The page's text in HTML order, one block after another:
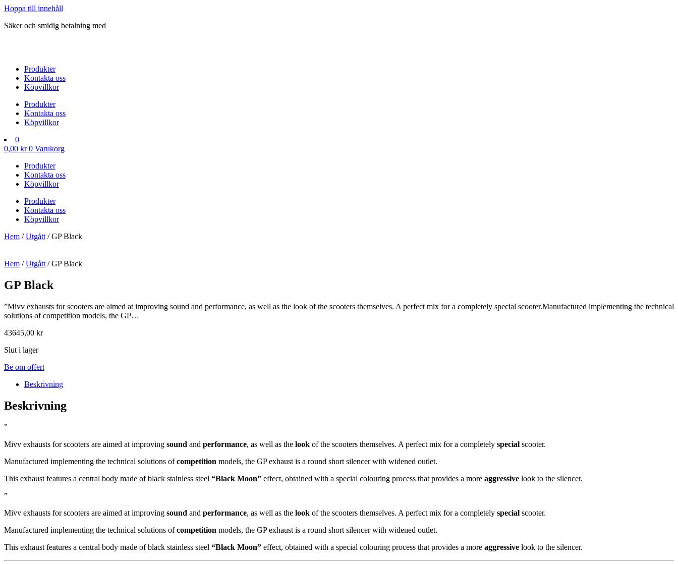
Hoppa till innehåll
Säker och smidig betalning med
Produkter
Kontakta oss
Köpvillkor
Produkter
Kontakta oss
Köpvillkor
0
0,00 kr 0 Varukorg
Produkter
Kontakta oss
Köpvillkor
Produkter
Kontakta oss
Köpvillkor
Hem /Utgått / GP Black
Hem /Utgått / GP Black
GP Black
”Mivv exhausts for scooters are aimed at improving sound and performance, as well as the look of the scooters themselves. A perfect mix for a completely special scooter.Manufactured implementing the technical
solutions of competition models, the GP…
43645,00 kr
Slut i lager
Be om offert
Beskrivning
Beskrivning
”
Mivv exhausts for scooters are aimed at improving sound and performance, as well as the look of the scooters themselves. A perfect mix for a completely special scooter.
Manufactured implementing the technical solutions ofcompetition models, the GP exhaust is a round short silencer with widened outlet.
This exhaust features a central body made of black stainless steel “Black Moon” effect, obtained with a special colouring process that provides a more aggressive look to the silencer.
”
Mivv exhausts for scooters are aimed at improving sound and performance, as well as the look of the scooters themselves. A perfect mix for a completely special scooter.
Manufactured implementing the technical solutions ofcompetition models, the GP exhaust is a round short silencer with widened outlet.
This exhaust features a central body made of black stainless steel “Black Moon” effect, obtained with a special colouring process that provides a more aggressive look to the silencer.